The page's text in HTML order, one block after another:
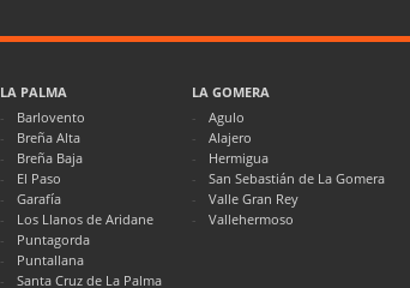
LA PALMA
Barlovento
Breña Alta
Breña Baja
El Paso
Garafía
Los Llanos de Aridane
Puntagorda
Puntallana
Santa Cruz de La Palma
LA GOMERA
Agulo
Alajero
Hermigua
San Sebastián de La Gomera
Valle Gran Rey
Vallehermoso